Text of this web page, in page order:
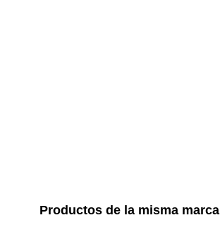
Productos de la misma marca